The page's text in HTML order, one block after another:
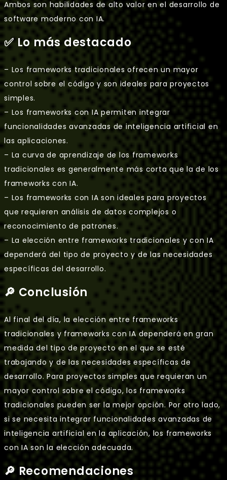
Ambos son habilidades de alto valor en el desarrollo de
software moderno con IA.
✅ Lo más destacado
– Los frameworks tradicionales ofrecen un mayor
control sobre el código y son ideales para proyectos
simples.
– Los frameworks con IA permiten integrar
funcionalidades avanzadas de inteligencia artificial en
las aplicaciones.
– La curva de aprendizaje de los frameworks
tradicionales es generalmente más corta que la de los
frameworks con IA.
– Los frameworks con IA son ideales para proyectos
que requieren análisis de datos complejos o
reconocimiento de patrones.
– La elección entre frameworks tradicionales y con IA
dependerá del tipo de proyecto y de las necesidades
específicas del desarrollo.
🔎 Conclusión
Al final del día, la elección entre frameworks
tradicionales y frameworks con IA dependerá en gran
medida del tipo de proyecto en el que se esté
trabajando y de las necesidades específicas de
desarrollo. Para proyectos simples que requieran un
mayor control sobre el código, los frameworks
tradicionales pueden ser la mejor opción. Por otro lado,
si se necesita integrar funcionalidades avanzadas de
inteligencia artificial en la aplicación, los frameworks
con IA son la elección adecuada.
🔎 Recomendaciones